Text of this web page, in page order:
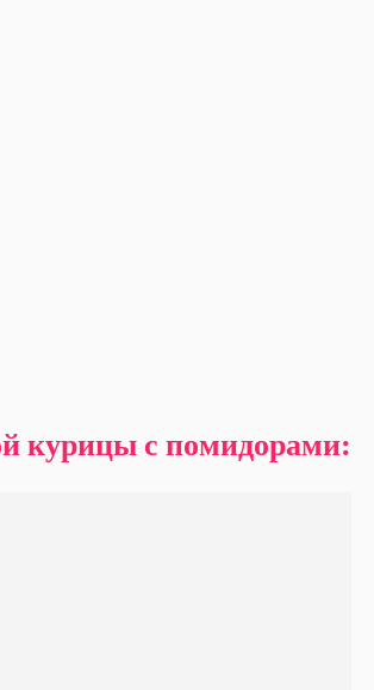
курицы с помидорами: